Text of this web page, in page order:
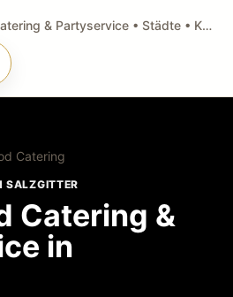
Catering & Partyservice • Städte • Küchenarten • Anfragen
Catering
SALZGITTER
Catering &
in